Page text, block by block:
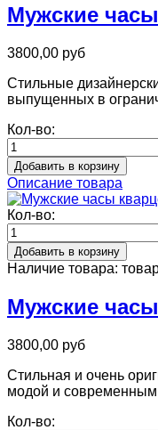
Мужские
3800,00 руб
Стильные
выпущенных в
Кол-во:
Описание товара
Кол-во:
Наличие товара:
Мужские
3800,00 руб
Стильная и очень
модой и
Кол-во: